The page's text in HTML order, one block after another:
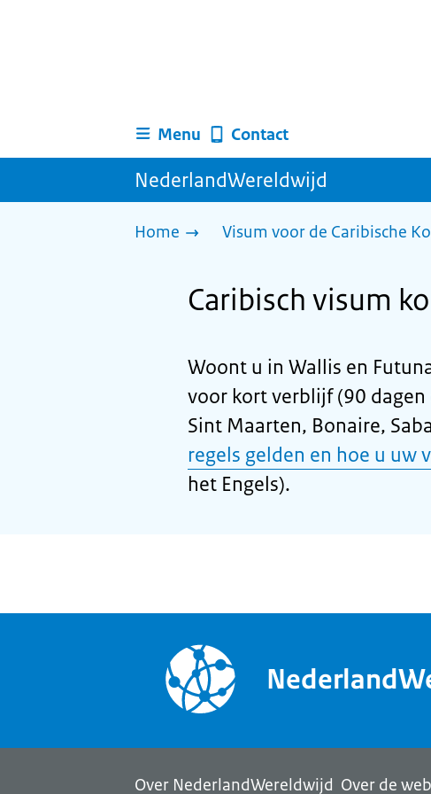
Menu Contact
NederlandWereldwijd
Home Visum voor de Caribische
Caribisch visum
Woont u in Wallis en
voor kort verblijf (90
Sint Maarten, Bonaire,
regels gelden en hoe u uw
het Engels).
Over NederlandWereldwijd Over de